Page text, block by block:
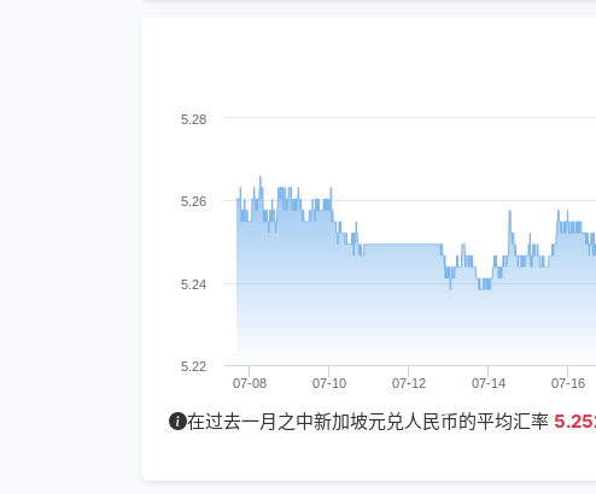
07-08 07-10 07-12 07-14 07-16
5.22
5.24
5.26
5.28
在过去一月之中新加坡元兑人民币的平均汇率